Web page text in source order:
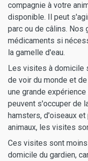
compagnie à votre
disponible. Il peut
parc ou de câlins. Nos
médicaments si
la gamelle d'eau.
Les visites à domicile
de voir du monde et
une grande
peuvent s'occuper de
hamsters, d'oiseaux
animaux, les visites
Ces visites sont
domicile du gardien,